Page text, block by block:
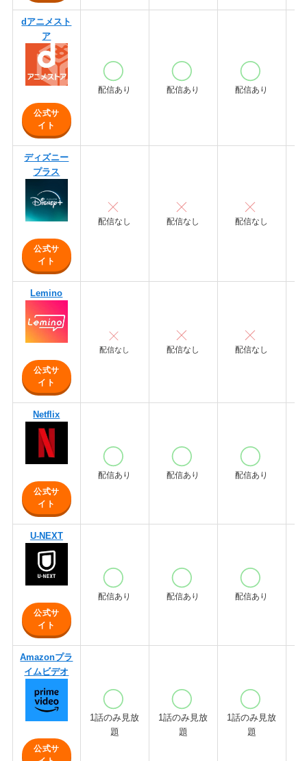
dアニメスト
ア
公式サ
イト
配信あり 配信あり 配信あり
ディズニー
プラス
公式サ
イト
配信なし 配信なし 配信なし
Lemino
公式サ
イト
配信なし 配信なし 配信なし
Netflix
公式サ
イト
配信あり 配信あり 配信あり
U-NEXT
公式サ
イト
配信あり 配信あり 配信あり
Amazonプラ
イムビデオ
公式サ
1話のみ見放
題
1話のみ見放
題
1話のみ見放
題